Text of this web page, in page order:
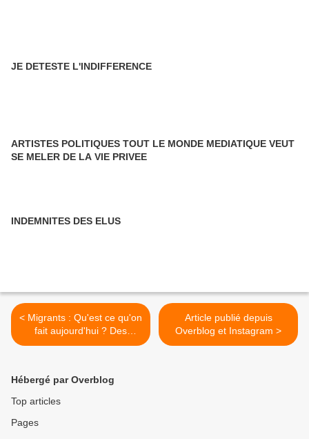
JE DETESTE L'INDIFFERENCE
ARTISTES POLITIQUES TOUT LE MONDE MEDIATIQUE VEUT
SE MELER DE LA VIE PRIVEE
INDEMNITES DES ELUS
< Migrants : Qu'est ce qu'on
fait aujourd'hui ? Des
images ! C'est du show-biz.
Article publié depuis
Overblog et Instagram >
Hébergé par Overblog
Top articles
Pages